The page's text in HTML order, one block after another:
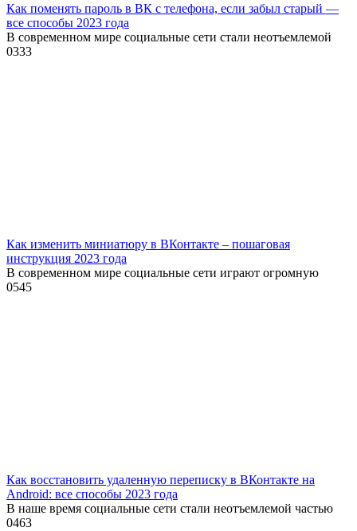
Как поменять пароль в ВК с телефона, если забыл старый —
все способы 2023 года
В современном мире социальные сети стали неотъемлемой
0333
Как изменить миниатюру в ВКонтакте – пошаговая
инструкция 2023 года
В современном мире социальные сети играют огромную
0545
Как восстановить удаленную переписку в ВКонтакте на
Android: все способы 2023 года
В наше время социальные сети стали неотъемлемой частью
0463